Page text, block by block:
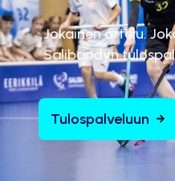
Jokainen ottelu.
Salibandyn
Tulospalveluun